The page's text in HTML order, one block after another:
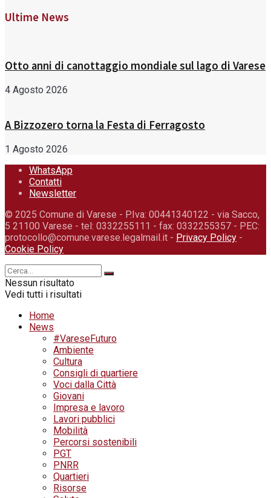
Ultime News
Otto anni di canottaggio mondiale sul lago di Varese
4 Agosto 2026
A Bizzozero torna la Festa di Ferragosto
1 Agosto 2026
WhatsApp
Contatti
Newsletter
© 2025 Comune di Varese - P.Iva: 00441340122 - via Sacco,
5 21100 Varese - tel: 0332255111 - fax: 0332255357 - PEC:
protocollo@comune.varese.legalmail.it - Privacy Policy -
Cookie Policy
Nessun risultato
Vedi tutti i risultati
Home
News
#VareseFuturo
Ambiente
Cultura
Consigli di quartiere
Voci dalla Città
Giovani
Impresa e lavoro
Lavori pubblici
Mobilità
Percorsi sostenibili
PGT
PNRR
Quartieri
Risorse